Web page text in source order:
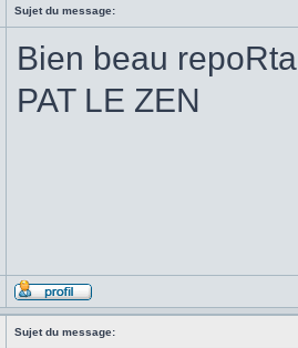
Sujet du message:
Bien beau
PAT LE ZEN
Sujet du message: